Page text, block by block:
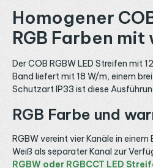
Homogener
RGB Farben
Der COB RGBW LED Streifen mit
Band liefert mit 18 W/m, einem
Schutzart IP33 ist diese
RGB Farbe und
RGBW vereint vier Kanäle in
Weiß als separater Kanal zur
RGBW oder RGBCCT LED